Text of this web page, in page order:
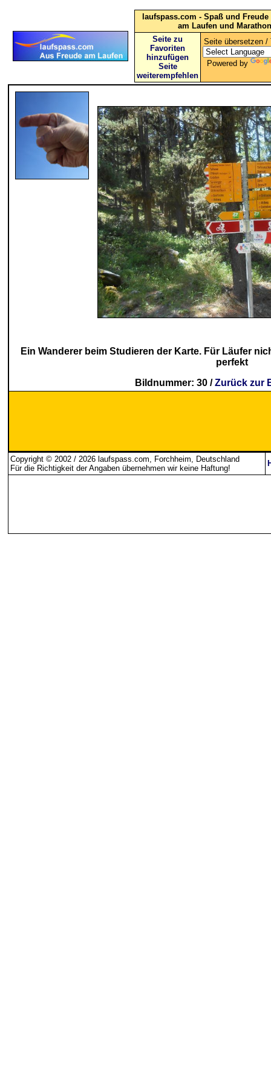
laufspass.com - Spaß und
am Laufen und Marathon
Seite zu
Favoriten
hinzufügen
Seite
weiterempfehlen
Seite übersetzen /
Powered by
Ein Wanderer beim Studieren der Karte. Für Läufer
perfekt
Bildnummer: 30 /Zurück zur
Copyright © 2002 / 2026 laufspass.com, Forchheim, Deutschland
Für die Richtigkeit der Angaben übernehmen wir keine Haftung!